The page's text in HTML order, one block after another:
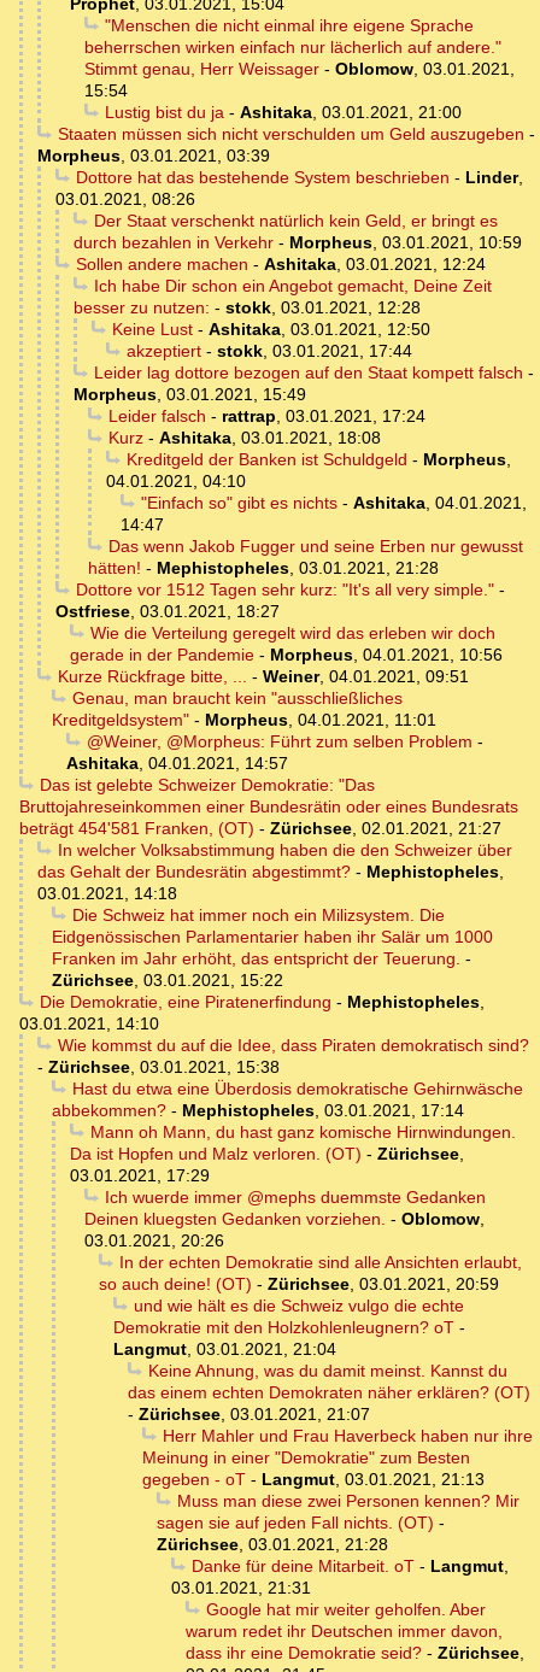
Prophet, 03.01.2021, 15:04
"Menschen die nicht einmal ihre eigene Sprache
beherrschen wirken einfach nur lächerlich auf andere."
Stimmt genau, Herr Weissager - Oblomow, 03.01.2021,
15:54
Lustig bist du ja- Ashitaka, 03.01.2021, 21:00
Staaten müssen sich nicht verschulden um Geld auszugeben -
Morpheus, 03.01.2021, 03:39
Dottore hat das bestehende System beschrieben - Linder,
03.01.2021, 08:26
Der Staat verschenkt natürlich kein Geld, er bringt es
durch bezahlen in Verkehr - Morpheus, 03.01.2021, 10:59
Sollen andere machen - Ashitaka, 03.01.2021, 12:24
Ich habe Dir schon ein Angebot gemacht, Deine Zeit
besser zu nutzen: - stokk, 03.01.2021, 12:28
Keine Lust- Ashitaka, 03.01.2021, 12:50
akzeptiert- stokk, 03.01.2021, 17:44
Leider lag dottore bezogen auf den Staat kompett falsch -
Morpheus, 03.01.2021, 15:49
Leider falsch - rattrap, 03.01.2021, 17:24
Kurz- Ashitaka, 03.01.2021, 18:08
Kreditgeld der Banken ist Schuldgeld - Morpheus,
04.01.2021, 04:10
"Einfach so" gibt es nichts- Ashitaka, 04.01.2021,
14:47
Das wenn Jakob Fugger und seine Erben nur gewusst
hätten! - Mephistopheles, 03.01.2021, 21:28
Dottore vor 1512 Tagen sehr kurz: "It's all very simple."-
Ostfriese, 03.01.2021, 18:27
Wie die Verteilung geregelt wird das erleben wir doch
gerade in der Pandemie - Morpheus, 04.01.2021, 10:56
Kurze Rückfrage bitte, ... - Weiner, 04.01.2021, 09:51
Genau, man braucht kein "ausschließliches
Kreditgeldsystem" - Morpheus, 04.01.2021, 11:01
@Weiner, @Morpheus: Führt zum selben Problem -
Ashitaka, 04.01.2021, 14:57
Das ist gelebte Schweizer Demokratie: "Das
Bruttojahreseinkommen einer Bundesrätin oder eines Bundesrats
beträgt 454'581 Franken, (OT) - Zürichsee, 02.01.2021, 21:27
In welcher Volksabstimmung haben die den Schweizer über
das Gehalt der Bundesrätin abgestimmt? - Mephistopheles,
03.01.2021, 14:18
Die Schweiz hat immer noch ein Milizsystem. Die
Eidgenössischen Parlamentarier haben ihr Salär um 1000
Franken im Jahr erhöht, das entspricht der Teuerung. -
Zürichsee, 03.01.2021, 15:22
Die Demokratie, eine Piratenerfindung - Mephistopheles,
03.01.2021, 14:10
Wie kommst du auf die Idee, dass Piraten demokratisch sind?
- Zürichsee, 03.01.2021, 15:38
Hast du etwa eine Überdosis demokratische Gehirnwäsche
abbekommen? - Mephistopheles, 03.01.2021, 17:14
Mann oh Mann, du hast ganz komische Hirnwindungen.
Da ist Hopfen und Malz verloren. (OT) - Zürichsee,
03.01.2021, 17:29
Ich wuerde immer @mephs duemmste Gedanken
Deinen kluegsten Gedanken vorziehen. - Oblomow,
03.01.2021, 20:26
In der echten Demokratie sind alle Ansichten erlaubt,
so auch deine! (OT) - Zürichsee, 03.01.2021, 20:59
und wie hält es die Schweiz vulgo die echte
Demokratie mit den Holzkohlenleugnern? oT -
Langmut, 03.01.2021, 21:04
Keine Ahnung, was du damit meinst. Kannst du
das einem echten Demokraten näher erklären? (OT)
- Zürichsee, 03.01.2021, 21:07
Herr Mahler und Frau Haverbeck haben nur ihre
Meinung in einer "Demokratie" zum Besten
gegeben - oT - Langmut, 03.01.2021, 21:13
Muss man diese zwei Personen kennen? Mir
sagen sie auf jeden Fall nichts. (OT) -
Zürichsee, 03.01.2021, 21:28
Danke für deine Mitarbeit. oT- Langmut,
03.01.2021, 21:31
Google hat mir weiter geholfen. Aber
warum redet ihr Deutschen immer davon,
dass ihr eine Demokratie seid? - Zürichsee,